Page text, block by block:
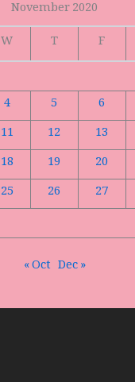
November 2020
W T F
4 5 6
11 12 13
18 19 20
25 26 27
« Oct Dec »